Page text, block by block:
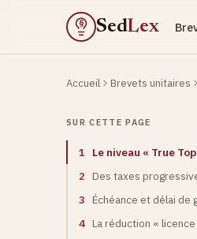
§ SedLex
Accueil Brevets unitaires
SUR CETTE PAGE
1
Le niveau « True
2 Des taxes
3 Échéance et délai de
4 La réduction «